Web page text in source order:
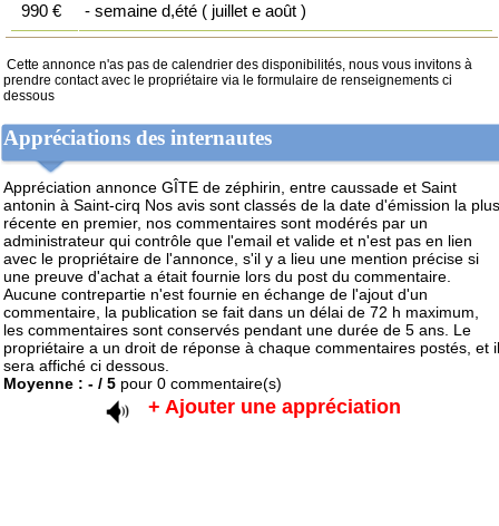
990 € - semaine d,été ( juillet e août )
Cette annonce n'as pas de calendrier des disponibilités, nous vous invitons à
prendre contact avec le propriétaire via le formulaire de renseignements ci
dessous
Appréciations des internautes
Appréciation annonce GÎTE de zéphirin, entre caussade et Saint
antonin à Saint-cirq Nos avis sont classés de la date d'émission la plus
récente en premier, nos commentaires sont modérés par un
administrateur qui contrôle que l'email et valide et n'est pas en lien
avec le propriétaire de l'annonce, s'il y a lieu une mention précise si
une preuve d'achat a était fournie lors du post du commentaire.
Aucune contrepartie n'est fournie en échange de l'ajout d'un
commentaire, la publication se fait dans un délai de 72 h maximum,
les commentaires sont conservés pendant une durée de 5 ans. Le
propriétaire a un droit de réponse à chaque commentaires postés, et il
sera affiché ci dessous.
Moyenne : - / 5 pour 0 commentaire(s)
+ Ajouter une appréciation